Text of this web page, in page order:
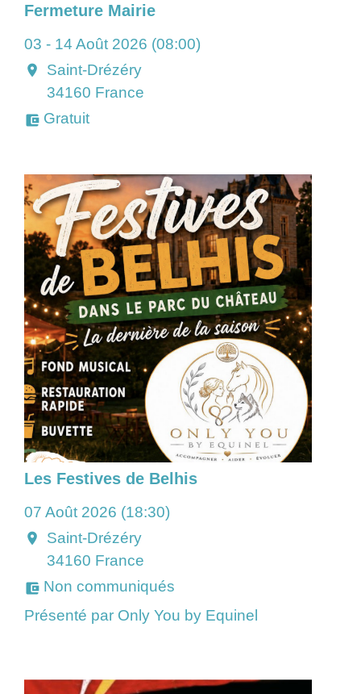
Fermeture Mairie
03 - 14 Août 2026 (08:00)
location_on
Saint-Drézéry
34160 France
account_balance_wallet Gratuit
Les Festives de Belhis
07 Août 2026 (18:30)
location_on
Saint-Drézéry
34160 France
account_balance_wallet Non communiqués
Présenté par Only You by Equinel